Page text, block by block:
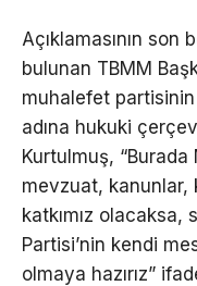
Açıklamasının son
bulunan TBMM
muhalefet
adına hukuki
Kurtulmuş, “Burada
mevzuat,
katkımız
Partisi’nin kendi
olmaya hazırız”